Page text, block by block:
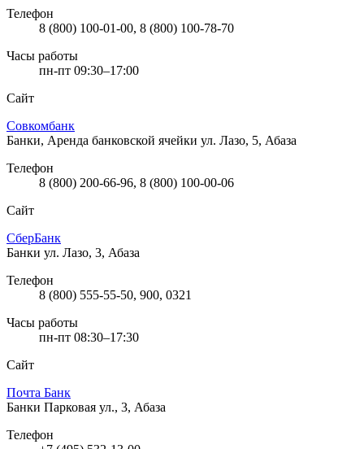
Телефон
8 (800) 100-01-00, 8 (800) 100-78-70
Часы работы
пн-пт 09:30–17:00
Сайт
Совкомбанк
Банки, Аренда банковской ячейки ул. Лазо, 5, Абаза
Телефон
8 (800) 200-66-96, 8 (800) 100-00-06
Сайт
СберБанк
Банки ул. Лазо, 3, Абаза
Телефон
8 (800) 555-55-50, 900, 0321
Часы работы
пн-пт 08:30–17:30
Сайт
Почта Банк
Банки Парковая ул., 3, Абаза
Телефон